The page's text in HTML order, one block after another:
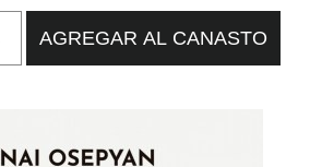
AGREGAR AL CANASTO